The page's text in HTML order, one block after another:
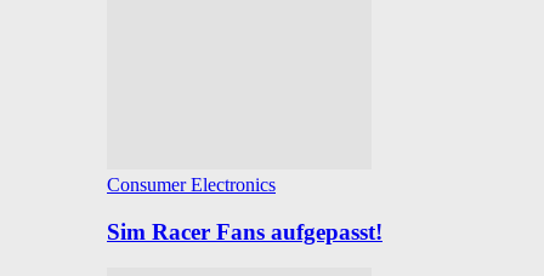
Consumer Electronics
Sim Racer Fans aufgepasst!